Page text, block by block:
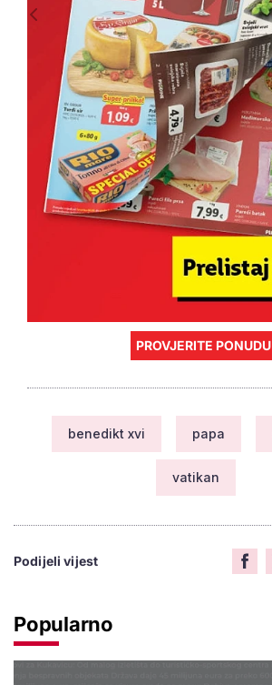
PROVJERITE PONUDU
benedikt xvi papa
vatikan
Podijeli vijest
Popularno